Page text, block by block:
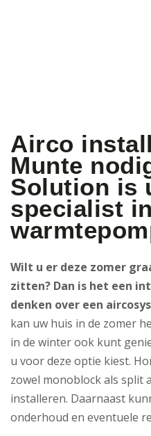
Airco
Munte
Solution is
specialist
Wilt u er deze zomer
zitten? Dan is het een
denken over een
kan uw huis in de zomer
in de winter ook kunt
u voor deze optie kiest.
zowel monoblock als split
installeren. Daarnaast
onderhoud en eventuele